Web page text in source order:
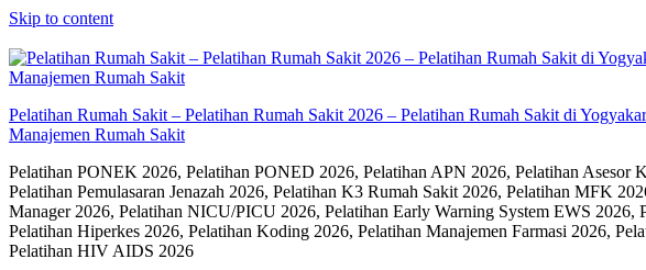
Skip to content
Pelatihan Rumah Sakit – Pelatihan Rumah Sakit 2026 – Pelatihan Rumah Sakit di
Manajemen Rumah Sakit
Pelatihan PONEK 2026, Pelatihan PONED 2026, Pelatihan APN 2026, Pelatihan Asesor
Pelatihan Pemulasaran Jenazah 2026, Pelatihan K3 Rumah Sakit 2026, Pelatihan MFK
Manager 2026, Pelatihan NICU/PICU 2026, Pelatihan Early Warning System EWS
Pelatihan Hiperkes 2026, Pelatihan Koding 2026, Pelatihan Manajemen Farmasi 2026,
Pelatihan HIV AIDS 2026